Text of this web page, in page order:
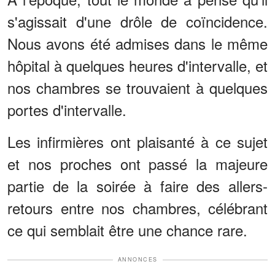
s'agissait d'une drôle de coïncidence.
Nous avons été admises dans le même
hôpital à quelques heures d'intervalle, et
nos chambres se trouvaient à quelques
portes d'intervalle.
Les infirmières ont plaisanté à ce sujet
et nos proches ont passé la majeure
partie de la soirée à faire des allers-
retours entre nos chambres, célébrant
ce qui semblait être une chance rare.
ANNONCES